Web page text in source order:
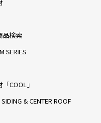
品検索
SERIES
COOL」
SIDING & CENTER ROOF